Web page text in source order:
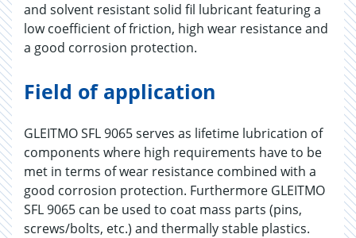
and solvent resistant solid fil lubricant featuring a
low coefficient of friction, high wear resistance and
a good corrosion protection.
Field of application
GLEITMO SFL 9065 serves as lifetime lubrication of
components where high requirements have to be
met in terms of wear resistance combined with a
good corrosion protection. Furthermore GLEITMO
SFL 9065 can be used to coat mass parts (pins,
screws/bolts, etc.) and thermally stable plastics.